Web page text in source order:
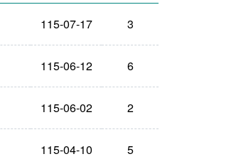
115-07-17 3
115-06-12 6
115-06-02 2
115-04-10 5